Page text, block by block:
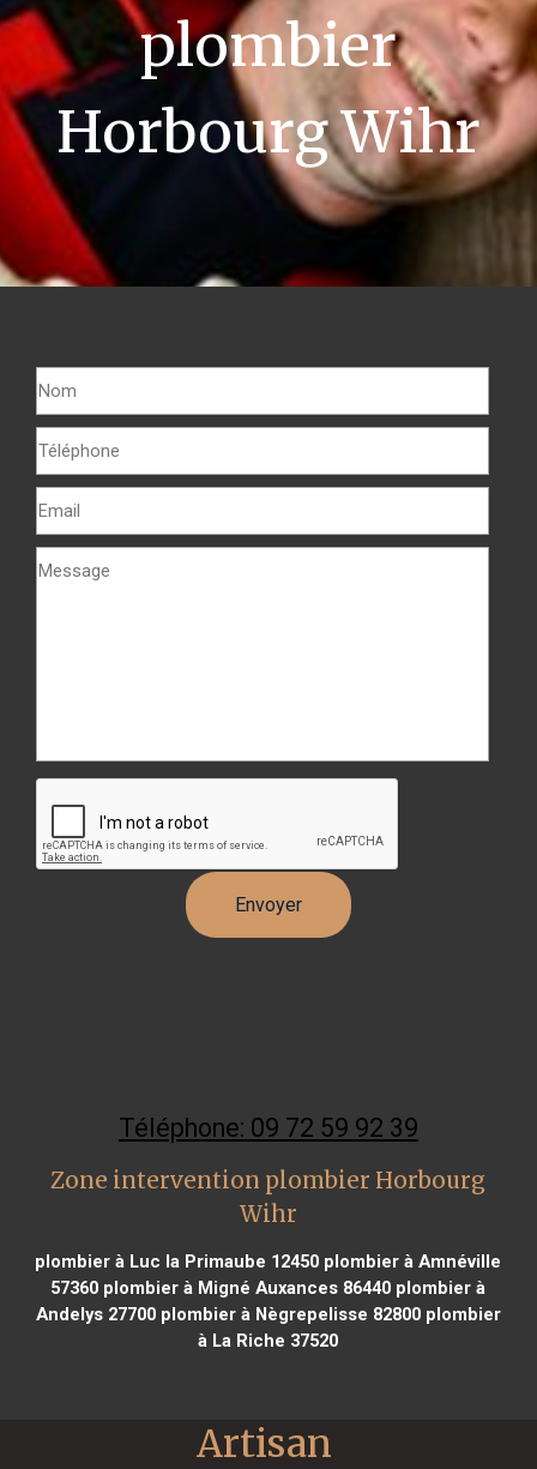
plombier
Horbourg Wihr
Téléphone: 09 72 59 92 39
Zone intervention plombier Horbourg
Wihr
plombier à Luc la Primaube 12450 plombier à Amnéville
57360 plombier à Migné Auxances 86440 plombier à
Andelys 27700plombier à Nègrepelisse 82800plombier
à La Riche 37520
Artisan